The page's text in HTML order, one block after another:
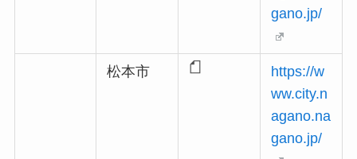
gano.jp/
松本市
https://w
ww.city.n
agano.na
gano.jp/